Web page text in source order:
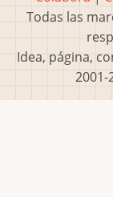
Todas las
Idea, página,